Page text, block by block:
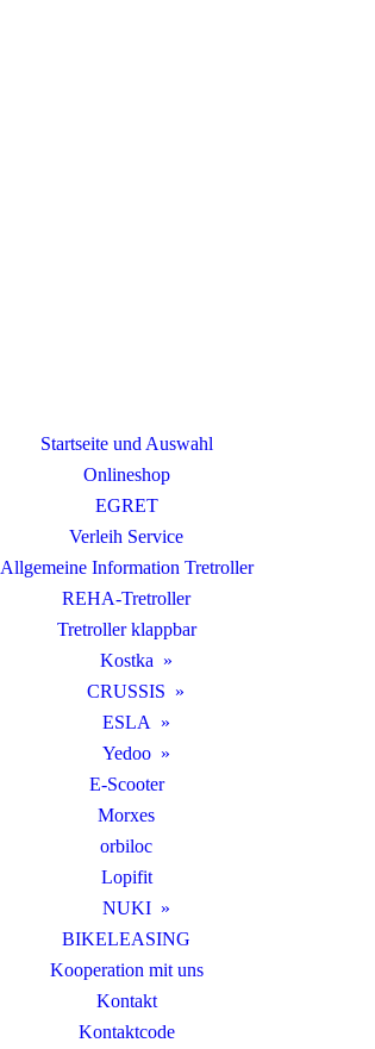
Startseite und Auswahl
Onlineshop
EGRET
Verleih Service
Allgemeine Information Tretroller
REHA-Tretroller
Tretroller klappbar
Kostka
CRUSSIS
ESLA
Yedoo
E-Scooter
Morxes
orbiloc
Lopifit
NUKI
BIKELEASING
Kooperation mit uns
Kontakt
Kontaktcode